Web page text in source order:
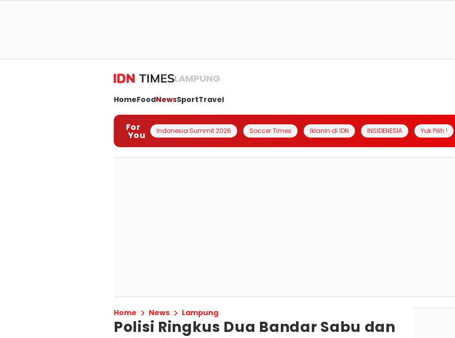
LAMPUNG
HomeFoodNewsSportTravel
For
You Indonesia Summit 2026 Soccer Times Iklanin di IDN INSIDENESIA Yuk Pilih !
Home News Lampung
Polisi Ringkus Dua Bandar Sabu dan